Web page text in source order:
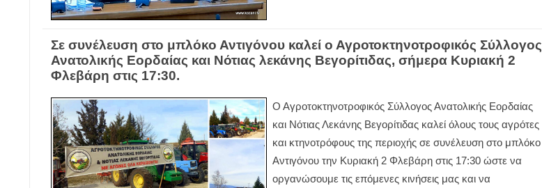
Σε συνέλευση στο μπλόκο Αντιγόνου καλεί ο Αγροτοκτηνοτροφικός Σύλλογος
Ανατολικής Εορδαίας και Νότιας λεκάνης Βεγορίτιδας, σήμερα Κυριακή 2
Φλεβάρη στις 17:30.
Ο Αγροτοκτηνοτροφικός Σύλλογος Ανατολικής Εορδαίας
και Νότιας Λεκάνης Βεγορίτιδας καλεί όλους τους αγρότες
και κτηνοτρόφους της περιοχής σε συνέλευση στο μπλόκο
Αντιγόνου την Κυριακή 2 Φλεβάρη στις 17:30 ώστε να
οργανώσουμε τις επόμενες κινήσεις μας και να